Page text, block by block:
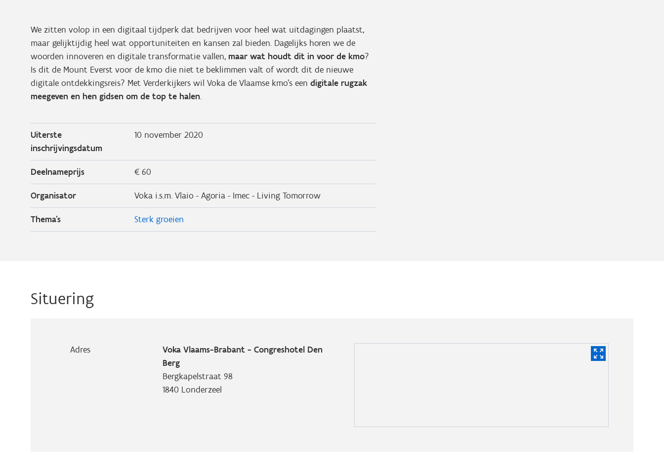
We zitten volop in een digitaal tijdperk dat bedrijven voor heel wat uitdagingen plaatst,
maar gelijktijdig heel wat opportuniteiten en kansen zal bieden. Dagelijks horen we de
woorden innoveren en digitale transformatie vallen, maar wat houdt dit in voor de kmo?
Is dit de Mount Everst voor de kmo die niet te beklimmen valt of wordt dit de nieuwe
digitale ontdekkingsreis? Met Verderkijkers wil Voka de Vlaamse kmo’s een digitale rugzak
meegeven en hen gidsen om de top te halen.
Uiterste
inschrijvingsdatum
10 november 2020
Deelnameprijs € 60
Organisator Voka i.s.m. Vlaio - Agoria - Imec - Living Tomorrow
Thema's Sterk groeien
Situering
Adres
Voka Vlaams-Brabant - Congreshotel Den
Berg
Bergkapelstraat 98
1840 Londerzeel